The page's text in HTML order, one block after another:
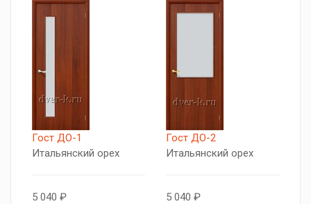
Гост ДО-1
Итальянский орех
5 040 ₽
Гост ДО-2
Итальянский орех
5 040 ₽